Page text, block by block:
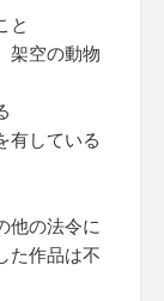
と
架空の動物
有している
他の法令に
た作品は不